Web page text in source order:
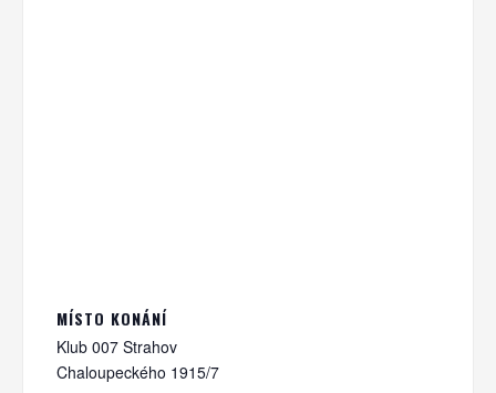
MÍSTO KONÁNÍ
Klub 007 Strahov
Chaloupeckého 1915/7